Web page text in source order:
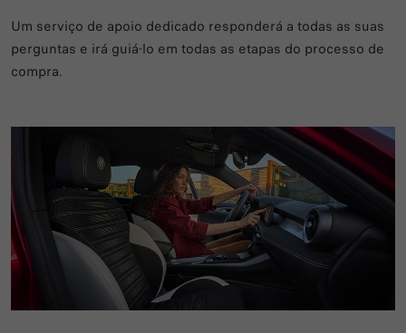
Um serviço de apoio dedicado responderá a todas as suas
perguntas e irá guiá-lo em todas as etapas do processo de
compra.